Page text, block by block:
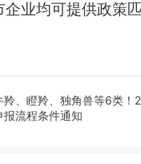
企业均可提供政策
羚、瞪羚、独角兽等6类！
流程条件通知